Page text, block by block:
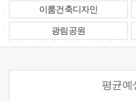
이룸건축디자인
광림공원
평균예